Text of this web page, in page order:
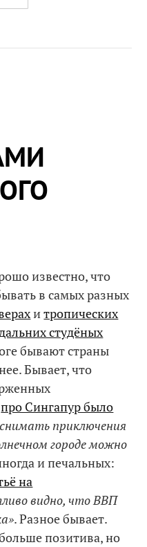
известно, что
в самых разных
итропических
студёных
бывают страны
Бывает, что
про Сингапур было
приключения
городе можно
и печальных:
на
видно, что ВВП
. Разное бывает.
позитива, но